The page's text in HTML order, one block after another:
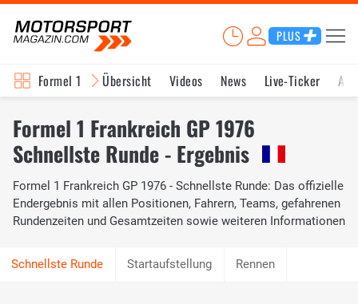
PLUS
Formel 1 Übersicht Videos News Live-Ticker
Formel 1 Frankreich GP 1976
Schnellste Runde - Ergebnis
Formel 1 Frankreich GP 1976 - Schnellste Runde: Das offizielle
Endergebnis mit allen Positionen, Fahrern, Teams, gefahrenen
Rundenzeiten und Gesamtzeiten sowie weiteren Informationen
Startaufstellung Rennen